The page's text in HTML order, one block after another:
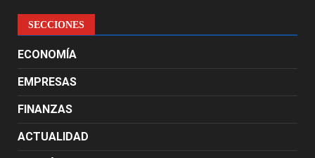
SECCIONES
ECONOMÍA
EMPRESAS
FINANZAS
ACTUALIDAD